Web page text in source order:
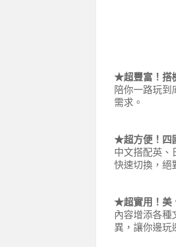
★超豐富！搭
陪你一路玩
需求。
★超方便！四
中文搭配英、
快速切換，絕
★超實用！美
內容增添各種
異，讓你邊玩